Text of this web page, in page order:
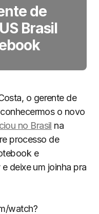
de
Brasil
o gerente de
o novo
no Brasil na
processo de
e
deixe um joinha pra
watch?